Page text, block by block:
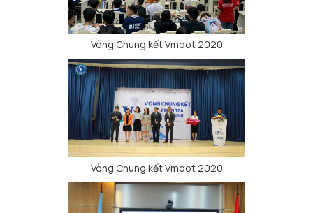
Vòng Chung kết Vmoot 2020
Vòng Chung kết Vmoot 2020